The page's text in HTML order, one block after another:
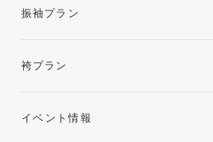
振袖プラン
レンタルプラン
袴プラン
卒業袴レンタルプラン
イベント情報